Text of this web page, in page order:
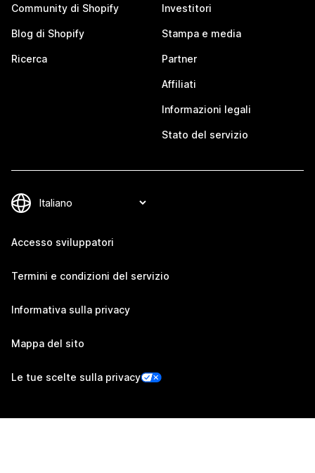
Community di Shopify
Blog di Shopify
Ricerca
Investitori
Stampa e media
Partner
Affiliati
Informazioni legali
Stato del servizio
Accesso sviluppatori
Termini e condizioni del servizio
Informativa sulla privacy
Mappa del sito
Le tue scelte sulla privacy